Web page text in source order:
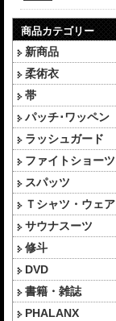
商品カテゴリー
新商品
柔術衣
帯
パッチ･ワッペン
ラッシュガード
ファイトショーツ
スパッツ
Ｔシャツ・ウェア
サウナスーツ
修斗
DVD
書籍・雑誌
PHALANX